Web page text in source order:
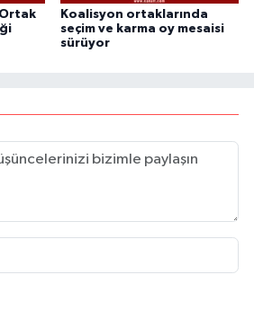
Koalisyon ortaklarında
seçim ve karma oy mesaisi
sürüyor